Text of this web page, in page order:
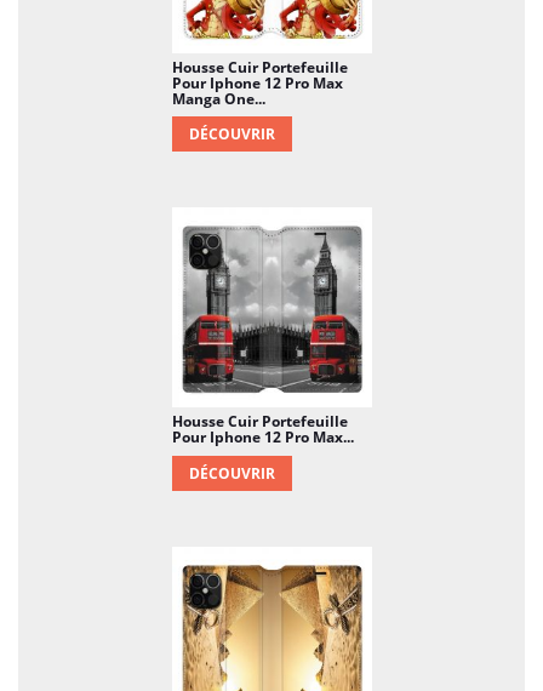
Housse Cuir Portefeuille
Pour Iphone 12 Pro Max
Manga One...
DÉCOUVRIR
Housse Cuir Portefeuille
Pour Iphone 12 Pro Max...
DÉCOUVRIR